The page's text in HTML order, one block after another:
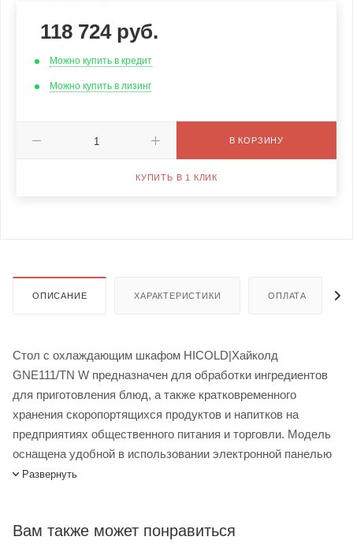
118 724руб.
Можно купить в кредит
Можно купить в лизинг
В КОРЗИНУ
КУПИТЬ В 1 КЛИК
ОПИСАНИЕ ХАРАКТЕРИСТИКИ ОПЛАТА
Стол с охлаждающим шкафом HICOLD|Хайколд
GNE111/TN W предназначен для обработки ингредиентов
для приготовления блюд, а также кратковременного
хранения скоропортящихся продуктов и напитков на
предприятиях общественного питания и торговли. Модель
оснащена удобной в использовании электронной панелью
управления. Корпус выполнен из пластификата,
В комплект поставки входят 3 полки.
Развернуть
Вам также может понравиться